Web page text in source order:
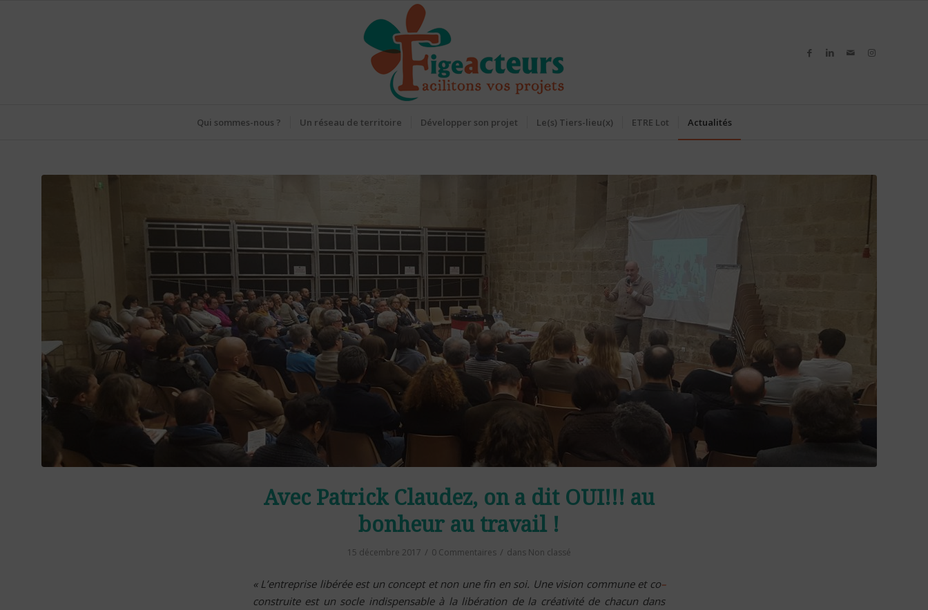
Qui sommes-nous ? Un réseau de territoire Développer son projet Le(s) Tiers-lieu(x) ETRE Lot Actualités
Avec Patrick Claudez, on a dit OUI!!! au
bonheur au travail !
15 décembre 2017 / 0 Commentaires / dans Non classé
« L’entreprise libérée est un concept et non une fin en soi. Une vision commune et co–
construite est un socle indispensable à la libération de la créativité de chacun dans